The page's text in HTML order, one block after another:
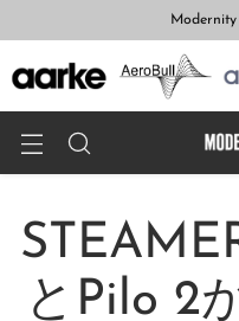
Modernity
とPilo 2